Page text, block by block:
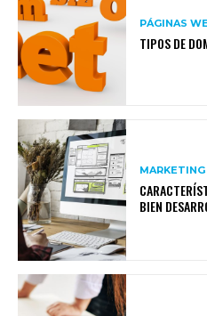
PÁGINAS
TIPOS DE
BIEN